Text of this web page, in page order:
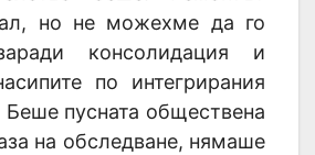
но не можехме да го
консолидация и
по интегрирания
пусната обществена
на обследване, нямаше